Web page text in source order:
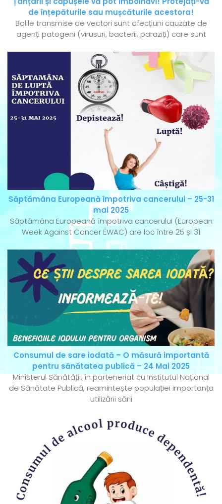
de înțepăturile sau mușcăturile acestora!
Bolile transmise de vectori sunt afecțiuni cauzate de
agenți patogeni (virusuri, bacterii, paraziți) care sunt
Săptămâna Europeană împotriva cancerului – 25-31
mai 2025
Săptămâna Europeană împotriva cancerului (European
Week Against Cancer EWAC) are loc între 25 și 31
Consumul de sare iodată – O măsură importantă
pentru sănătatea publică – 24 Mai 2025
Ministerul Sănătății, în parteneriat cu Institutul Național
de Sănătate Publică, reamintește populației importanța
utilizării sării